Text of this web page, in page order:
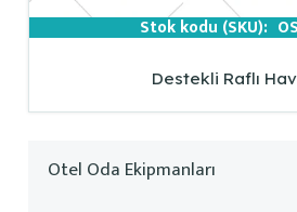
Stok kodu (SKU):
Destekli Raflı
Otel Oda Ekipmanları